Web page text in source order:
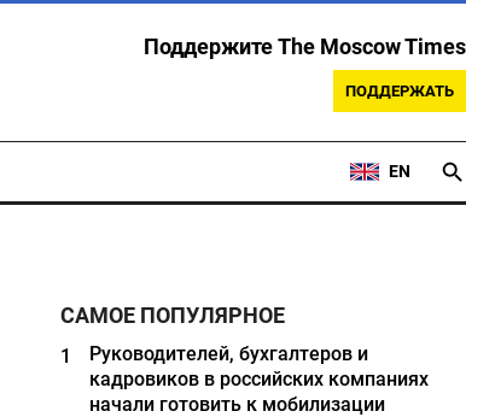
Поддержите The Moscow Times
ПОДДЕРЖАТЬ
EN
САМОЕ ПОПУЛЯРНОЕ
1
Руководителей, бухгалтеров и
кадровиков в российских компаниях
начали готовить к мобилизации